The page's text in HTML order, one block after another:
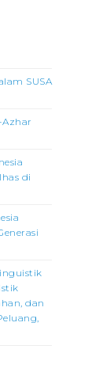
SUSA
Azhar
di
dan